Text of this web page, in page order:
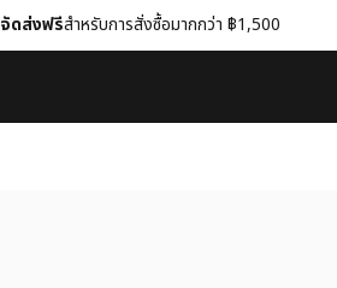
จัดส่งฟรีสำหรับการสั่งซื้อมากกว่า ฿1,500